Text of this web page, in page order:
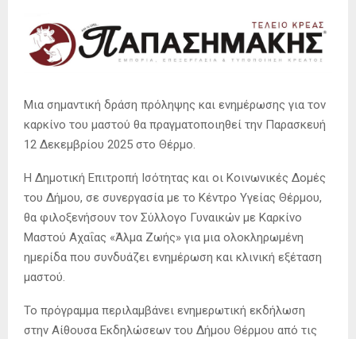
Μια σημαντική δράση πρόληψης και ενημέρωσης για τον
καρκίνο του μαστού θα πραγματοποιηθεί την Παρασκευή
12 Δεκεμβρίου 2025 στο Θέρμο.
Η Δημοτική Επιτροπή Ισότητας και οι Κοινωνικές Δομές
του Δήμου, σε συνεργασία με το Κέντρο Υγείας Θέρμου,
θα φιλοξενήσουν τον Σύλλογο Γυναικών με Καρκίνο
Μαστού Αχαΐας «Άλμα Ζωής» για μια ολοκληρωμένη
ημερίδα που συνδυάζει ενημέρωση και κλινική εξέταση
μαστού.
Το πρόγραμμα περιλαμβάνει ενημερωτική εκδήλωση
στην Αίθουσα Εκδηλώσεων του Δήμου Θέρμου από τις